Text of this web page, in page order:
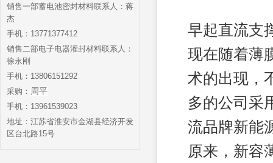
销售一部蓄电池密封材料联系人：蒋
杰
手机：13771377412
销售二部电子电器灌封材料联系人：
徐永刚
手机：13806151292
采购： 周平
手机：13961539023
地址：江苏省淮安市金湖县经济开发
区台北路15号
早起直流支
现在随着薄
术的出现，
多的公司采
流品牌新能
原来，新容